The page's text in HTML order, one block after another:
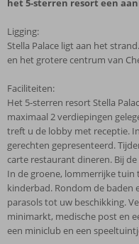
het 5-sterren resort een
Ligging:
Stella Palace ligt aan het
en het grotere centrum van
Faciliteiten:
Het 5-sterren resort Stella
maximaal 2 verdiepingen
treft u de lobby met receptie.
gerechten gepresenteerd.
carte restaurant dineren. Bij
In de groene, lommerrijke
kinderbad. Rondom de baden
parasols tot uw beschikking.
minimarkt, medische post en
een miniclub en een